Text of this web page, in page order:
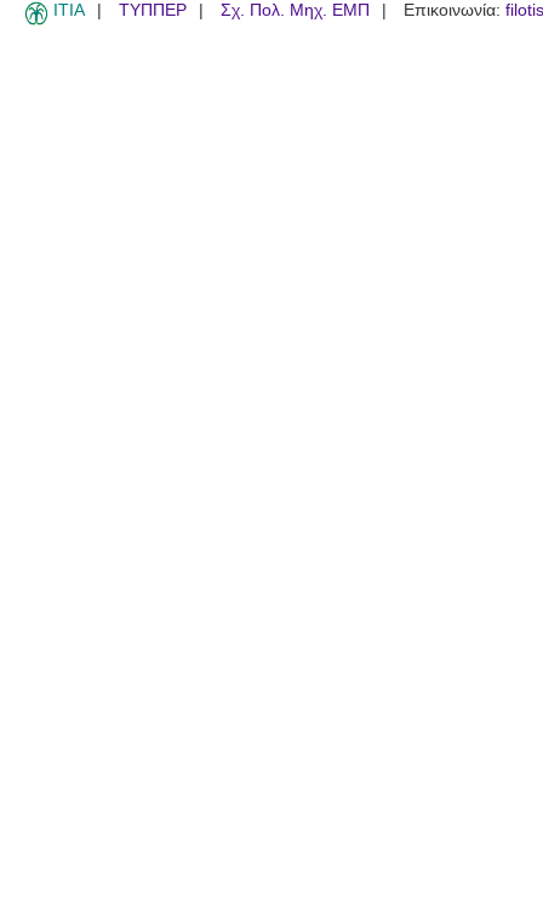
ITIA ΤΥΠΠΕΡ Σχ. Πολ. Μηχ. ΕΜΠ Επικοινωνία: